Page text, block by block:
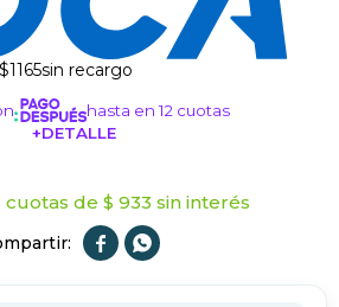
$1165sin recargo
hasta en 12 cuotas
+DETALLE
cuotas de $ 933 sin interés
 